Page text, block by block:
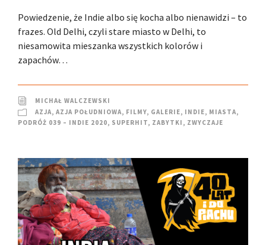
Powiedzenie, że Indie albo się kocha albo nienawidzi – to
frazes. Old Delhi, czyli stare miasto w Delhi, to
niesamowita mieszanka wszystkich kolorów i
zapachów…
MICHAŁ WALCZEWSKI
AZJA, AZJA POŁUDNIOWA, FILMY, GALERIE, INDIE, MIASTA,
PODRÓŻ 039 – INDIE 2020, SUPERHIT, ZABYTKI , ZWYCZAJE